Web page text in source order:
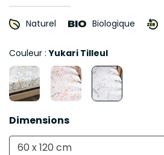
Naturel Biologique
Couleur :Yukari Tilleul
Dimensions
60 x 120 cm